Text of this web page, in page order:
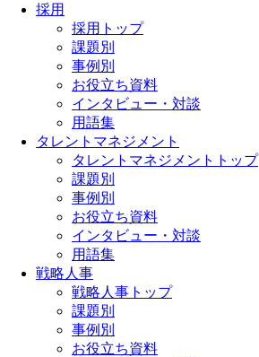
採用
採用トップ
課題別
事例別
お役立ち資料
インタビュー・対談
用語集
タレントマネジメント
タレントマネジメントトップ
課題別
事例別
お役立ち資料
インタビュー・対談
用語集
戦略人事
戦略人事トップ
課題別
事例別
お役立ち資料